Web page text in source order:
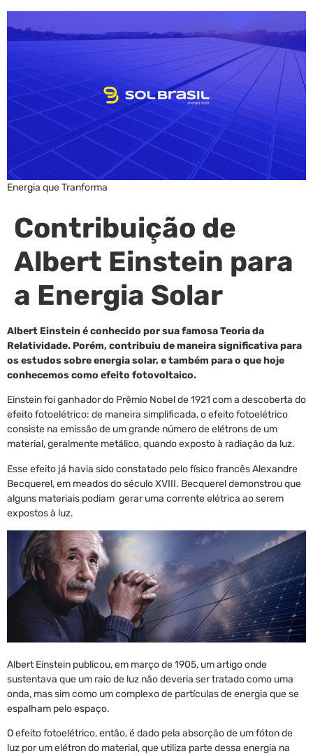
Energia que Tranforma
Contribuição de
Albert Einstein para
a Energia Solar
Albert Einstein é conhecido por sua famosa Teoria da
Relatividade. Porém, contribuiu de maneira significativa para
os estudos sobre energia solar, e também para o que hoje
conhecemos como efeito fotovoltaico.
Einstein foi ganhador do Prêmio Nobel de 1921 com a descoberta do
efeito fotoelétrico: de maneira simplificada, o efeito fotoelétrico
consiste na emissão de um grande número de elétrons de um
material, geralmente metálico, quando exposto à radiação da luz.
Esse efeito já havia sido constatado pelo físico francês Alexandre
Becquerel, em meados do século XVIII. Becquerel demonstrou que
alguns materiais podiam gerar uma corrente elétrica ao serem
expostos à luz.
Albert Einstein publicou, em março de 1905, um artigo onde
sustentava que um raio de luz não deveria ser tratado como uma
onda, mas sim como um complexo de partículas de energia que se
espalham pelo espaço.
O efeito fotoelétrico, então, é dado pela absorção de um fóton de
luz por um elétron do material, que utiliza parte dessa energia na